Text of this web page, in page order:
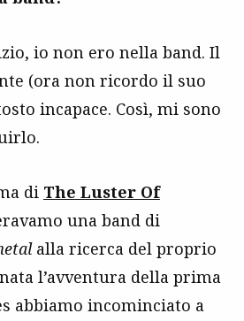
io non ero nella band. Il
(ora non ricordo il suo
incapace. Così, mi sono
di The Luster Of
una band di
alla ricerca del proprio
l’avventura della prima
abbiamo incominciato a